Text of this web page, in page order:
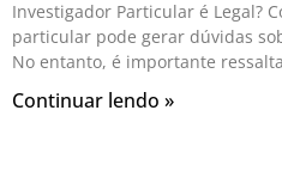
Investigador Particular é Legal?
particular pode gerar dúvidas
No entanto, é importante
Continuar lendo »